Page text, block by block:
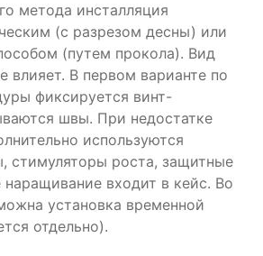
метода инсталляция
(с разрезом десны) или
(путем прокола). Вид
влияет. В первом варианте по
фиксируется винт-
швы. При недостатке
используются
стимуляторы роста, защитные
входит в кейс. Во
установка временной
отдельно).